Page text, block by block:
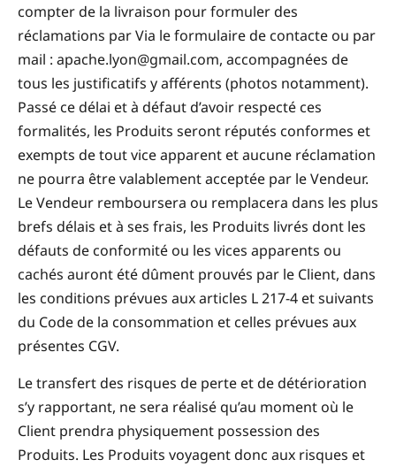
compter de la livraison pour formuler des
réclamations par Via le formulaire de contacte ou par
mail : apache.lyon@gmail.com, accompagnées de
tous les justificatifs y afférents (photos notamment).
Passé ce délai et à défaut d’avoir respecté ces
formalités, les Produits seront réputés conformes et
exempts de tout vice apparent et aucune réclamation
ne pourra être valablement acceptée par le Vendeur.
Le Vendeur remboursera ou remplacera dans les plus
brefs délais et à ses frais, les Produits livrés dont les
défauts de conformité ou les vices apparents ou
cachés auront été dûment prouvés par le Client, dans
les conditions prévues aux articles L 217-4 et suivants
du Code de la consommation et celles prévues aux
présentes CGV.
Le transfert des risques de perte et de détérioration
s’y rapportant, ne sera réalisé qu’au moment où le
Client prendra physiquement possession des
Produits. Les Produits voyagent donc aux risques et